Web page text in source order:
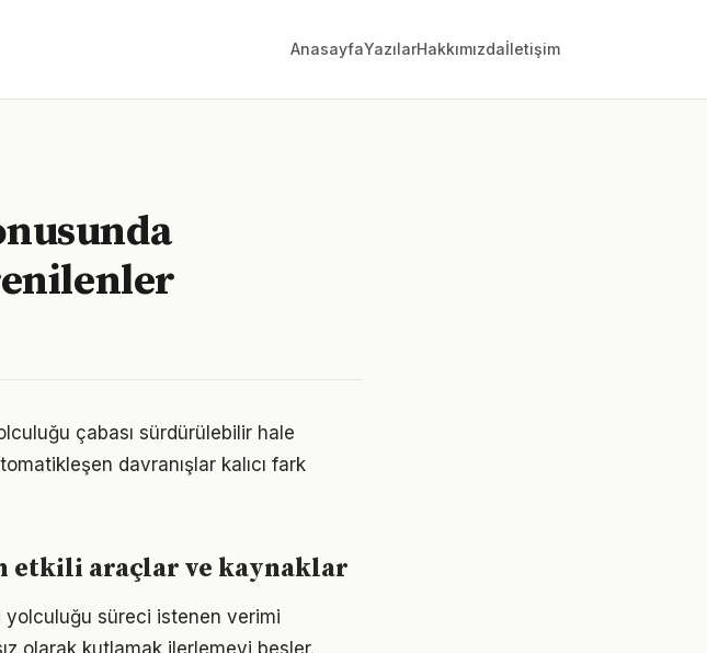
AnasayfaYazılarHakkımızdaİletişim
çabası sürdürülebilir hale
davranışlar kalıcı fark
etkili araçlar ve kaynaklar
yolculuğu süreci istenen verimi
olarak kutlamak ilerlemeyi besler.